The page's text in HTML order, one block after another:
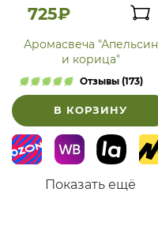
725₽
Аромасвеча "Апельсин
и корица"
Отзывы (173)
В КОРЗИНУ
Показать ещё